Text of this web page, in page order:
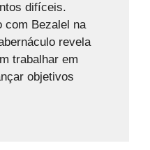
difíceis.
com Bezalel na
revela
trabalhar em
objetivos